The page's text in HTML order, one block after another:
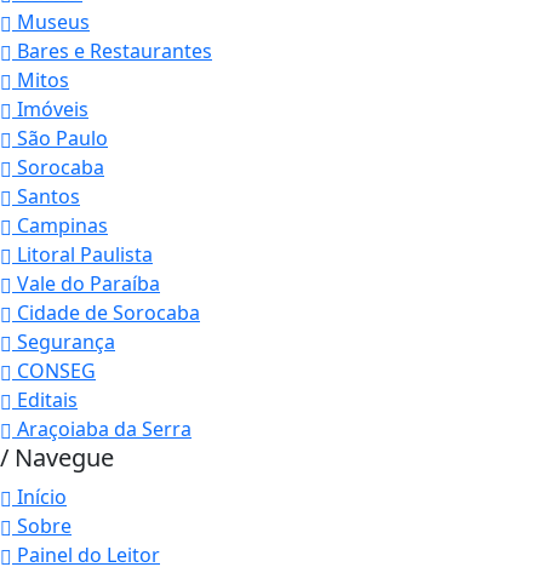
Museus
Bares e Restaurantes
Mitos
Imóveis
São Paulo
Sorocaba
Santos
Campinas
Litoral Paulista
Vale do Paraíba
Cidade de Sorocaba
Segurança
CONSEG
Editais
Araçoiaba da Serra
/ Navegue
Início
Sobre
Painel do Leitor